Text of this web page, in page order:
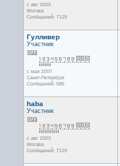
с авг 2003
Москва
Сообщений: 7129
Гулливер
Участник
с мая 2007
Санкт-Петербург
Сообщений: 585
haba
Участник
с авг 2003
Москва
Сообщений: 7129